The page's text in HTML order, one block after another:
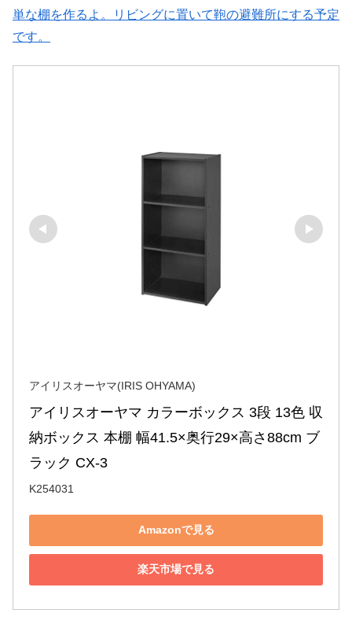
単な棚を作るよ。リビングに置いて鞄の避難所にする予定
です。
アイリスオーヤマ(IRIS OHYAMA)
アイリスオーヤマ カラーボックス 3段 13色 収
納ボックス 本棚 幅41.5×奥行29×高さ88cm ブ
ラック CX-3
K254031
Amazonで見る
楽天市場で見る